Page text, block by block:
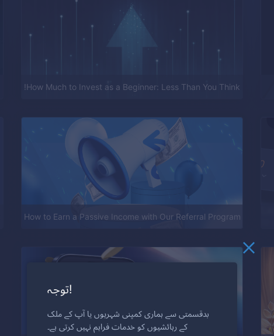
How Much to Invest as a Beginner: Less Than You Think!
How to Earn a Passive Income with Our Referral Program
توجہ!
بدقسمتی سے ہماری کمپنی شہریوں یا آپ کے ملک
کے رہائشیوں کو خدمات فراہم نہیں کرتی ہے۔